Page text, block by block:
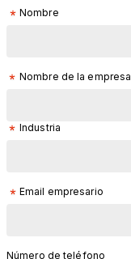
Nombre
Nombre de la empresa
Industria
Email empresario
Número de teléfono